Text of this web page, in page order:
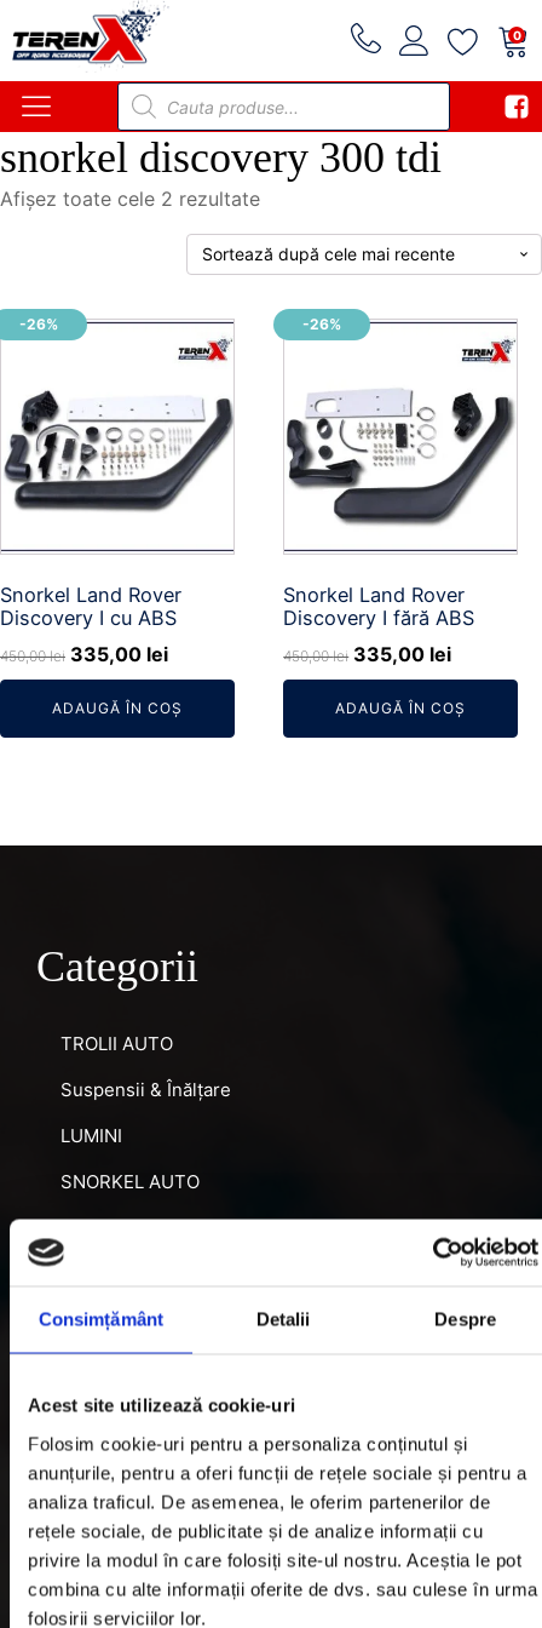
Consimțământ Detalii Despre
Acest site utilizează cookie-uri
Folosim cookie-uri pentru a personaliza conținutul și
anunțurile, pentru a oferi funcții de rețele sociale și pentru a
analiza traficul. De asemenea, le oferim partenerilor de
rețele sociale, de publicitate și de analize informații cu
privire la modul în care folosiți site-ul nostru. Aceștia le pot
combina cu alte informații oferite de dvs. sau culese în urma
folosirii serviciilor lor.
0
Products
search
snorkel discovery 300 tdi
Afișez toate cele 2 rezultateSortat
după
cele
recente
-26%
Snorkel Land Rover
Discovery I cu ABS
450,00lei Prețul
inițial
a
fost:
335,00 leiPrețul
curent
este:
335,00 lei.
ADAUGĂ ÎN COȘ
-26%
Snorkel Land Rover
Discovery I fără ABS
450,00lei Prețul
inițial
a
fost:
335,00 leiPrețul
curent
este:
335,00
ADAUGĂ ÎN COȘ
Categorii
TROLII AUTO
Suspensii & Înălțare
LUMINI
SNORKEL AUTO
ACCESORII RECUPERARE
DISTANTIERE
Informatii utile
Informatii Livrare
Garantie si Retur
Formular Retur